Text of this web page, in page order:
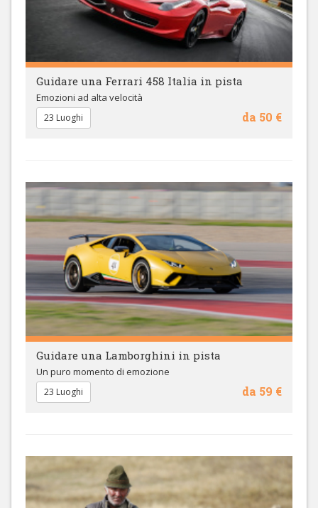
Guidare una Ferrari 458 Italia in pista
Emozioni ad alta velocità
da 50 €
23 Luoghi
Guidare una Lamborghini in pista
Un puro momento di emozione
da 59 €
23 Luoghi